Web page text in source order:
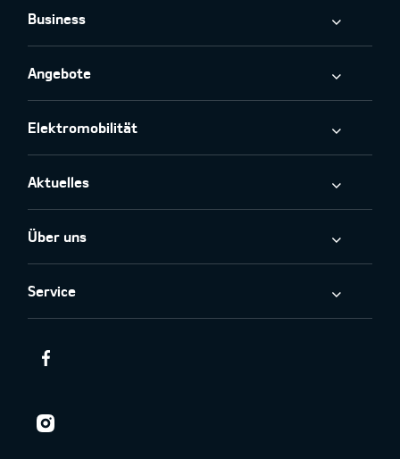
Business
Angebote
Elektromobilität
Aktuelles
Über uns
Service